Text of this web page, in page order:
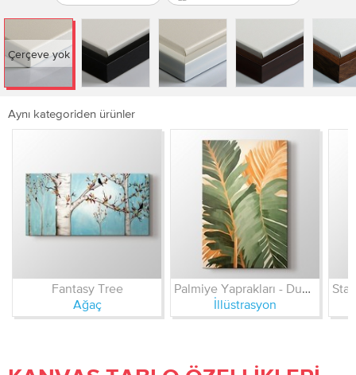
Çerçeve yok
Aynı kategoriden ürünler
Fantasy Tree
Ağaç
Palmiye Yaprakları - Duvar Dekor
İllüstrasyon